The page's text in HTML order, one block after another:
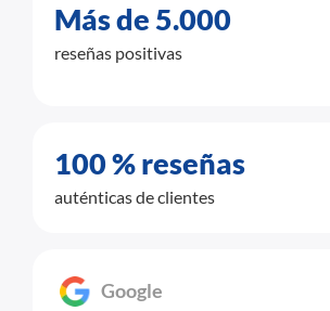
Más de 5.000
reseñas positivas
100 % reseñas
auténticas de clientes
Google